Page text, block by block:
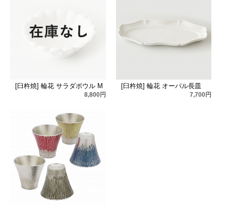
[臼杵焼] 輪花 サラダボウル M
8,800円
[臼杵焼] 輪花 オーバル長皿
7,700円